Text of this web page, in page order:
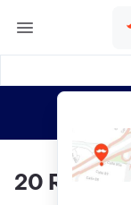
20 Rosas